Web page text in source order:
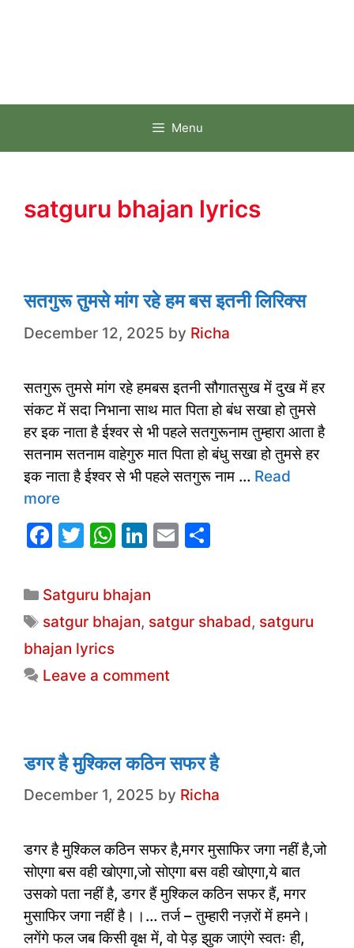
Menu
satguru bhajan lyrics
सतगुरू तुमसे मांग रहे हम बस इतनी लिरिक्स
December 12, 2025 by Richa
सतगुरू तुमसे मांग रहे हमबस इतनी सौगातसुख में दुख में हर
संकट में सदा निभाना साथ मात पिता हो बंध सखा हो तुमसे
हर इक नाता है ईश्वर से भी पहले सतगुरूनाम तुम्हारा आता है
सतनाम सतनाम वाहेगुरु मात पिता हो बंधु सखा हो तुमसे हर
इक नाता है ईश्वर से भी पहले सतगुरू नाम … Read
more
F
c
e
b
o
o
T
itt
er
W
at
s
A
p
Li
k
e
dI
E
l
e
Categories
Satguru bhajan
Tags
satgur bhajan, satgur shabad, satguru
bhajan lyrics
Leave a comment
डगर है मुश्किल कठिन सफर है
December 1, 2025 by Richa
डगर है मुश्किल कठिन सफर है,मगर मुसाफिर जगा नहीं है,जो
सोएगा बस वही खोएगा,जो सोएगा बस वही खोएगा,ये बात
उसको पता नहीं है, डगर हैं मुश्किल कठिन सफर हैं, मगर
मुसाफिर जगा नहीं है।।… तर्ज – तुम्हारी नज़रों में हमने।
लगेंगे फल जब किसी वृक्ष में, वो पेड़ झुक जाएंगे स्वतः ही,